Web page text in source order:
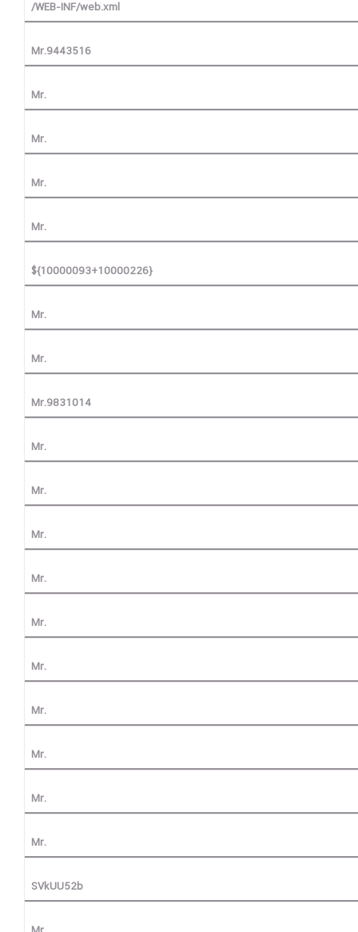
/WEB-INF/web.xml
Mr.9443516
Mr.
Mr.
Mr.
Mr.
${10000093+10000226}
Mr.
Mr.
Mr.9831014
Mr.
Mr.
Mr.
Mr.
Mr.
Mr.
Mr.
Mr.
Mr.
Mr.
SVkUU52b